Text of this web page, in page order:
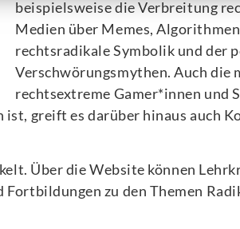
beispielsweise die Verbreitung
Medien über Memes,
rechtsradikale Symbolik und der
Verschwörungsmythen. Auch
rechtsextreme Gamer*innen und
greift es darüber hinaus auch
Über die Website können
zu den Themen